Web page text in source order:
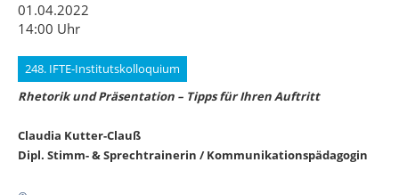
01.04.2022
14:00 Uhr
248. IFTE-Institutskolloquium
Rhetorik und Präsentation – Tipps für Ihren Auftritt
Claudia Kutter-Clauß
Dipl. Stimm- & Sprechtrainerin / Kommunikationspädagogin